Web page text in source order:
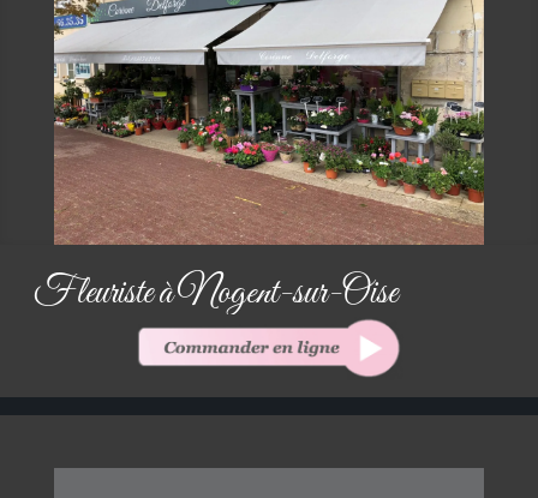
Fleuriste à Nogent-sur-Oise